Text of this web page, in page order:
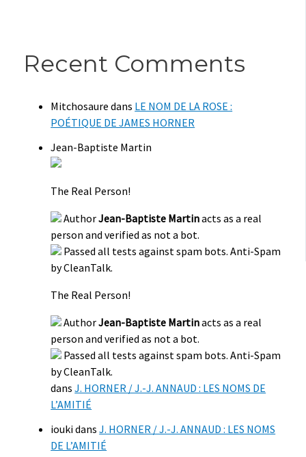
Recent Comments
Mitchosaure dans LE NOM DE LA ROSE :
POÉTIQUE DE JAMES HORNER
Jean-Baptiste Martin
The Real Person!
AuthorJean-Baptiste Martinacts as a real
person and verified as not a bot.
Passed all tests against spam bots. Anti-Spam
by CleanTalk.
The Real Person!
AuthorJean-Baptiste Martinacts as a real
person and verified as not a bot.
Passed all tests against spam bots. Anti-Spam
by CleanTalk.
dansJ. HORNER / J.-J. ANNAUD : LES NOMS DE
L’AMITIÉ
ioukidansJ. HORNER / J.-J. ANNAUD : LES NOMS
DE L’AMITIÉ